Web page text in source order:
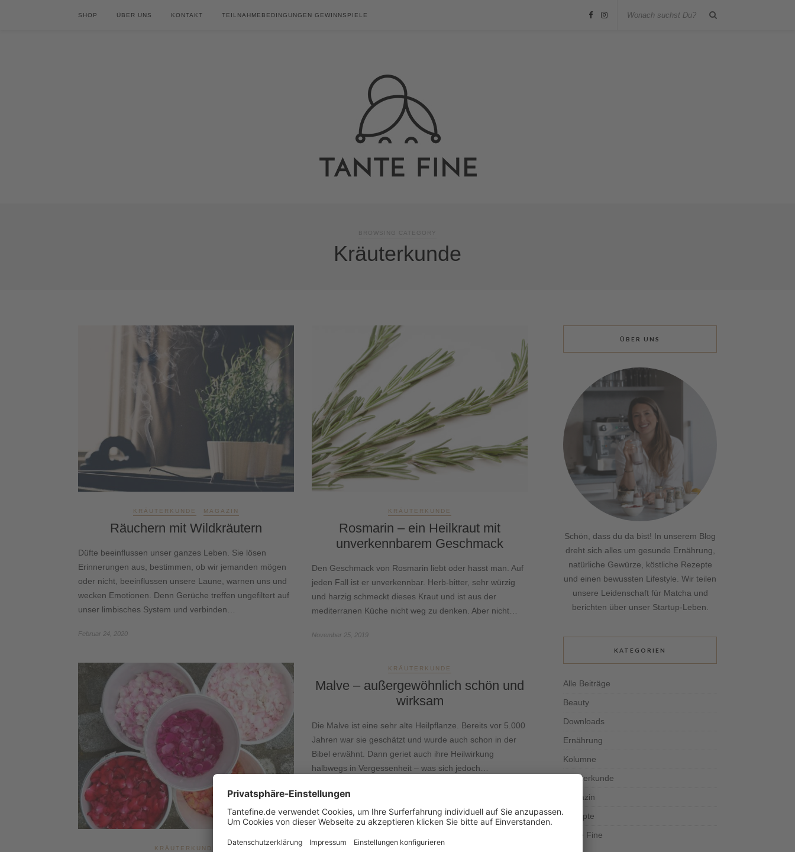
SHOP ÜBER UNS KONTAKT TEILNAHMEBEDINGUNGEN GEWINNSPIELE
BROWSING CATEGORY
Kräuterkunde
KRÄUTERKUNDE MAGAZIN
Räuchern mit Wildkräutern
Düfte beeinflussen unser ganzes Leben. Sie lösen
Erinnerungen aus, bestimmen, ob wir jemanden mögen
oder nicht, beeinflussen unsere Laune, warnen uns und
wecken Emotionen. Denn Gerüche treffen ungefiltert auf
unser limbisches System und verbinden…
Februar 24, 2020
KRÄUTERKUNDE
Rosmarin – ein Heilkraut mit
unverkennbarem Geschmack
Den Geschmack von Rosmarin liebt oder hasst man. Auf
jeden Fall ist er unverkennbar. Herb-bitter, sehr würzig
und harzig schmeckt dieses Kraut und ist aus der
mediterranen Küche nicht weg zu denken. Aber nicht…
November 25, 2019
KRÄUTERKUNDE
KRÄUTERKUNDE
Malve – außergewöhnlich schön und
wirksam
Die Malve ist eine sehr alte Heilpflanze. Bereits vor 5.000
Jahren war sie geschätzt und wurde auch schon in der
Bibel erwähnt. Dann geriet auch ihre Heilwirkung
halbwegs in Vergessenheit – was sich jedoch…
Dezember 20, 2018
ÜBER UNS
Schön, dass du da bist! In unserem Blog
dreht sich alles um gesunde Ernährung,
natürliche Gewürze, köstliche Rezepte
und einen bewussten Lifestyle. Wir teilen
unsere Leidenschaft für Matcha und
berichten über unser Startup-Leben.
KATEGORIEN
Alle Beiträge
Beauty
Downloads
Ernährung
Kolumne
Kräuterkunde
Magazin
Rezepte
Tante Fine